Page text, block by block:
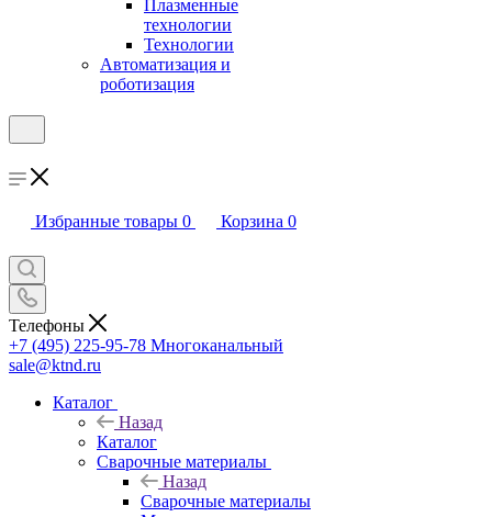
Плазменные
технологии
Технологии
Автоматизация и
роботизация
Избранные товары 0 Корзина 0
Телефоны
+7 (495) 225-95-78 Многоканальный
sale@ktnd.ru
Каталог
Назад
Каталог
Сварочные материалы
Назад
Сварочные материалы